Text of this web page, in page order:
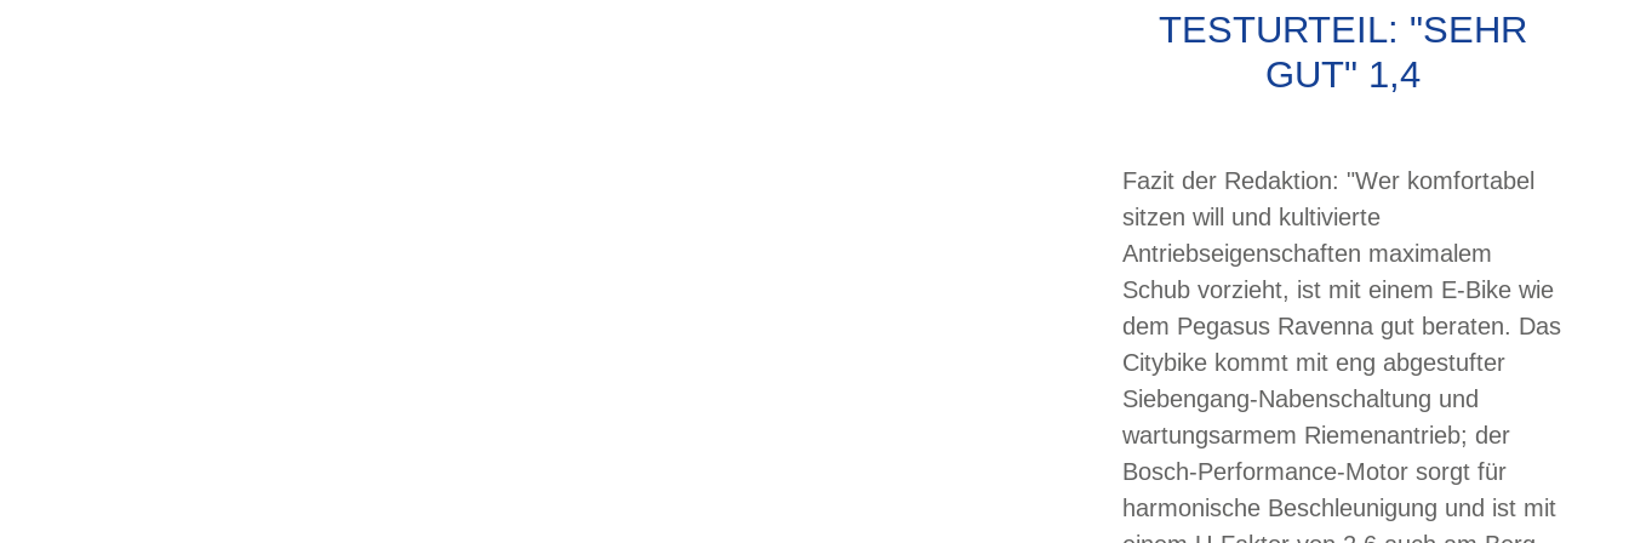
TESTURTEIL: "SEHR
GUT" 1,4
Fazit der Redaktion: "Wer komfortabel
sitzen will und kultivierte
Antriebseigenschaften maximalem
Schub vorzieht, ist mit einem E-Bike wie
dem Pegasus Ravenna gut beraten. Das
Citybike kommt mit eng abgestufter
Siebengang-Nabenschaltung und
wartungsarmem Riemenantrieb; der
Bosch-Performance-Motor sorgt für
harmonische Beschleunigung und ist mit